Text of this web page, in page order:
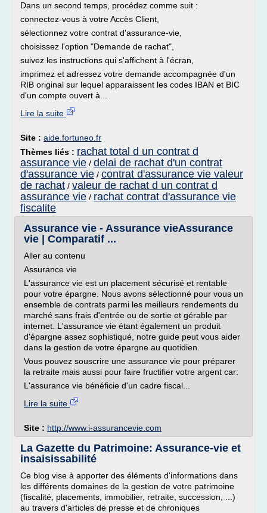
Dans un second temps, procédez comme suit :
connectez-vous à votre Accès Client,
sélectionnez votre contrat d'assurance-vie,
choisissez l'option "Demande de rachat",
suivez les instructions qui s'affichent à l'écran,
imprimez et adressez votre demande accompagnée d'un
RIB original sur lequel apparaissent les codes IBAN et BIC
d'un compte ouvert à...
Lire la suite
Site : aide.fortuneo.fr
Thèmes liés : rachat total d un contrat d
assurance vie / delai de rachat d'un contrat
d'assurance vie / contrat d'assurance vie valeur
de rachat / valeur de rachat d un contrat d
assurance vie / rachat contrat d'assurance vie
fiscalite
Assurance vie - Assurance vieAssurance
vie | Comparatif ...
Aller au contenu
Assurance vie
L'assurance vie est un placement sécurisé et rentable
pour votre épargne. Nous avons sélectionné pour vous un
ensemble de contrats parmi les meilleurs rendements du
marché sans frais d'entrée ou de sortie et gérable par
internet. L'assurance vie étant également un produit
d'épargne assez sophistiqué, notre guide peut vous aider
dans la gestion de votre épargne au quotidien.
Vous pouvez souscrire une assurance vie pour préparer
la retraite mais aussi pour faire fructifier votre argent car:
L'assurance vie bénéficie d'un cadre fiscal...
Lire la suite
Site : http://www.i-assurancevie.com
La Gazette du Patrimoine: Assurance-vie et
insaisissabilité
Ce blog vise à apporter des éléments d'informations dans
les différents domaines de la gestion de votre patrimoine
(fiscalité, placements, immobilier, retraite, succession, ...)
au travers d'articles de presse et de chroniques